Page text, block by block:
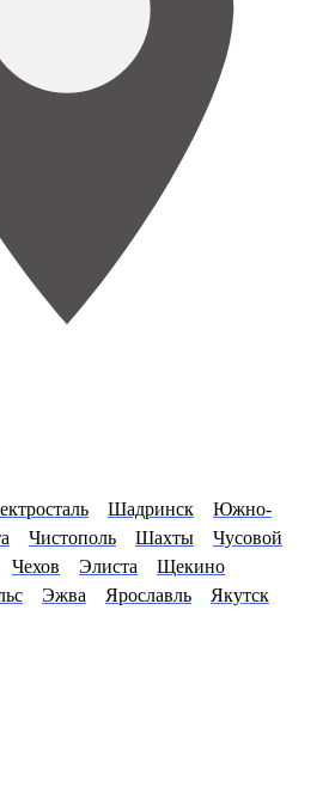
Шадринск
Южно-
Чистополь Шахты
Чусовой
Чехов Элиста
Щекино
Эжва Ярославль
Якутск